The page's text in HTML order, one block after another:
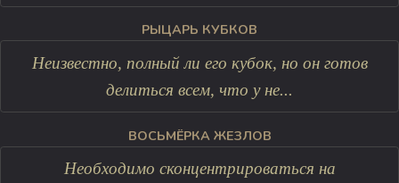
РЫЦАРЬ КУБКОВ
Неизвестно, полный ли его кубок, но он готов
делиться всем, что у не...
ВОСЬМЁРКА ЖЕЗЛОВ
Необходимо сконцентрироваться на